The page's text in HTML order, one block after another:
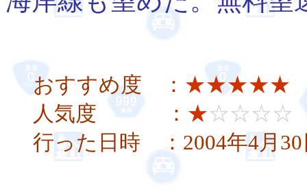
おすすめ度 ： ★★★★★
人気度 ： ★☆☆☆☆
行った日時 ：2004年4月